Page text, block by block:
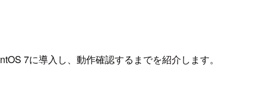
7に導入し、動作確認するまでを紹介します。